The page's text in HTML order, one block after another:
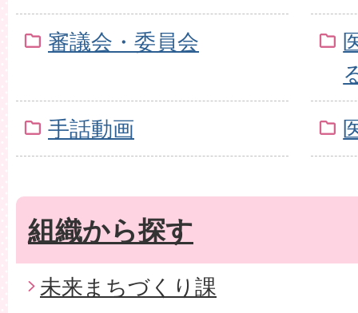
審議会・委員会
手話動画
組織から探す
未来まちづくり課